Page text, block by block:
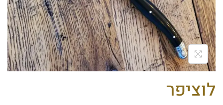
לוציפר